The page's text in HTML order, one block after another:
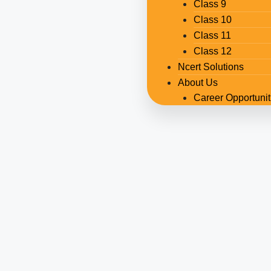
Class 9
Class 10
Class 11
Class 12
Ncert Solutions
About Us
Career